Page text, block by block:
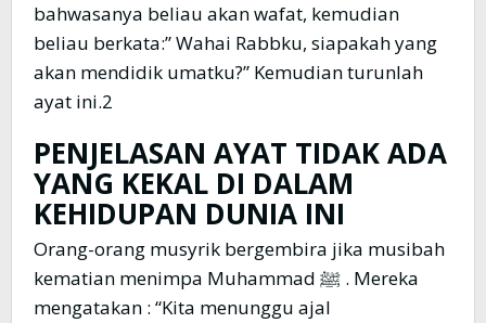
bahwasanya beliau akan wafat, kemudian
beliau berkata:” Wahai Rabbku, siapakah yang
akan mendidik umatku?” Kemudian turunlah
ayat ini.2
PENJELASAN AYAT TIDAK ADA
YANG KEKAL DI DALAM
KEHIDUPAN DUNIA INI
Orang-orang musyrik bergembira jika musibah
kematian menimpa Muhammad ﷺ . Mereka
mengatakan : “Kita menunggu ajal